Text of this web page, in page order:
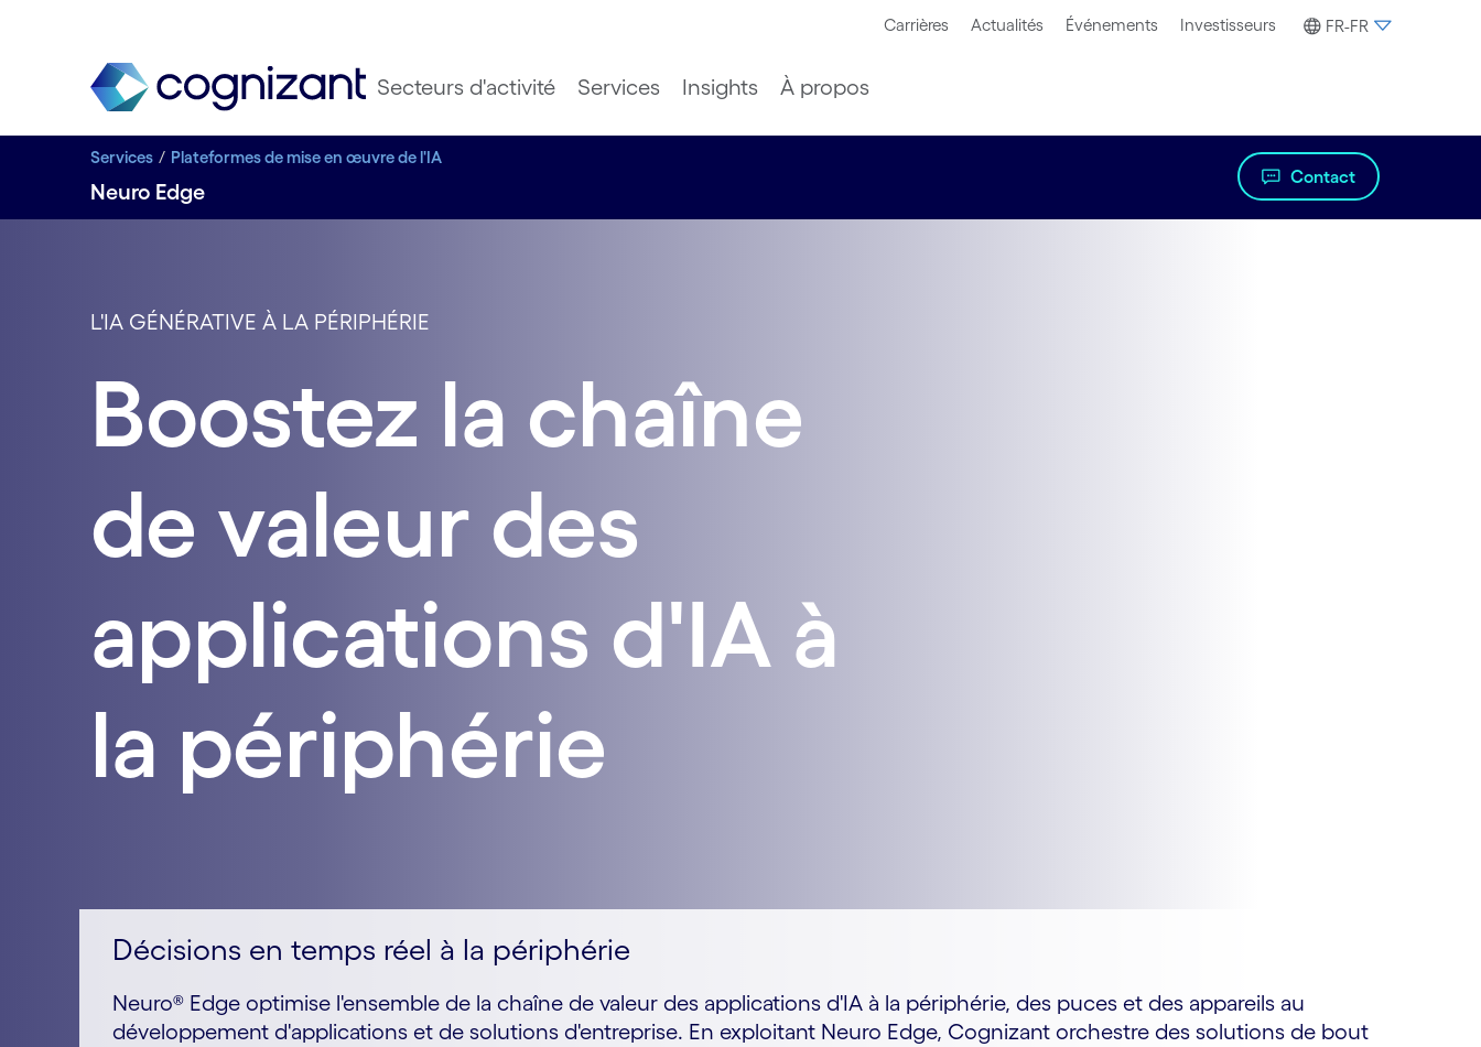
Carrières Actualités Événements Investisseurs FR-FR
Secteurs d'activité Services Insights À propos
Services Plateformes de mise en œuvre de l'IA
Neuro Edge
Contact
L'IA GÉNÉRATIVE À LA PÉRIPHÉRIE
Boostez la chaîne
de valeur des
applications d'IA à
la périphérie
Décisions en temps réel à la périphérie
Neuro® Edge optimise l'ensemble de la chaîne de valeur des applications d'IA à la périphérie, des puces et des appareils au
développement d'applications et de solutions d'entreprise. En exploitant Neuro Edge, Cognizant orchestre des solutions de bout